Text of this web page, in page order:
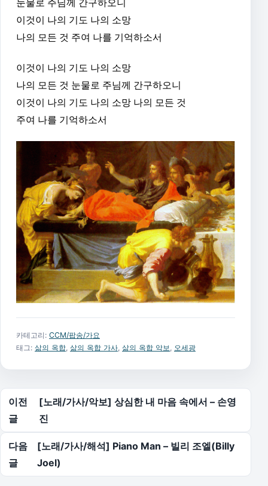
눈물로 주님께 간구하오니
이것이 나의 기도 나의 소망
나의 모든 것 주여 나를 기억하소서
이것이 나의 기도 나의 소망
나의 모든 것 눈물로 주님께 간구하오니
이것이 나의 기도 나의 소망 나의 모든 것
주여 나를 기억하소서
카테고리: CCM/팝송/가요
태그: 삶의 옥합, 삶의 옥합 가사, 삶의 옥합 악보, 오세광
글 탐색
이전
글
[노래/가사/악보] 상심한 내 마음 속에서 – 손영
진
다음
글
[노래/가사/해석] Piano Man – 빌리 조엘(Billy
Joel)